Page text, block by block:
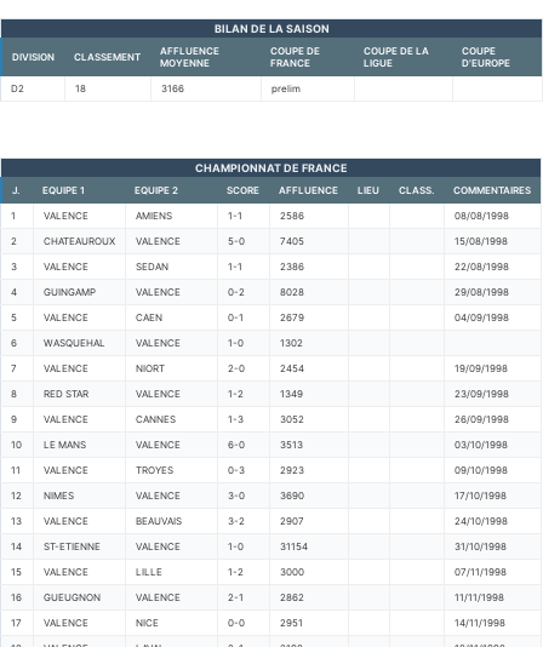
BILAN DE LA SAISON
DIVISION CLASSEMENT
AFFLUENCE
MOYENNE
COUPE DE
FRANCE
COUPE DE LA
LIGUE
COUPE
D'EUROPE
D2 18 3166 prelim
CHAMPIONNAT DE FRANCE
J. EQUIPE 1 EQUIPE 2 SCORE AFFLUENCE LIEU CLASS. COMMENTAIRES
1 VALENCE AMIENS 1-1 2586 08/08/1998
2 CHATEAUROUX VALENCE 5-0 7405 15/08/1998
3 VALENCE SEDAN 1-1 2386 22/08/1998
4 GUINGAMP VALENCE 0-2 8028 29/08/1998
5 VALENCE CAEN 0-1 2679 04/09/1998
6 WASQUEHAL VALENCE 1-0 1302
7 VALENCE NIORT 2-0 2454 19/09/1998
8 RED STAR VALENCE 1-2 1349 23/09/1998
9 VALENCE CANNES 1-3 3052 26/09/1998
10 LE MANS VALENCE 6-0 3513 03/10/1998
11 VALENCE TROYES 0-3 2923 09/10/1998
12 NIMES VALENCE 3-0 3690 17/10/1998
13 VALENCE BEAUVAIS 3-2 2907 24/10/1998
14 ST-ETIENNE VALENCE 1-0 31154 31/10/1998
15 VALENCE LILLE 1-2 3000 07/11/1998
16 GUEUGNON VALENCE 2-1 2862 11/11/1998
17 VALENCE NICE 0-0 2951 14/11/1998